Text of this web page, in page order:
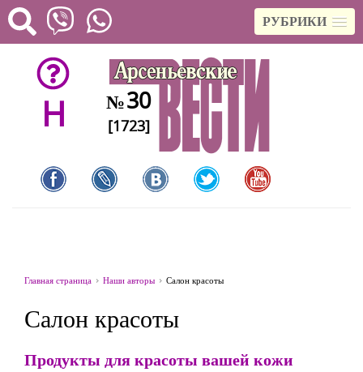
РУБРИКИ
H №30
[1723]
Главная страница Наши авторы Салон красоты
Салон красоты
Продукты для красоты вашей кожи